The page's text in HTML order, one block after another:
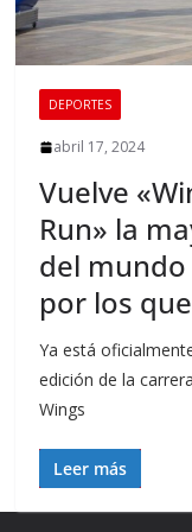
DEPORTES
abril 17, 2024
Vuelve
Run» la
del
por los
Ya está
edición de la
Wings
Leer más